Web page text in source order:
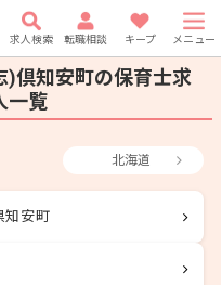
求人検索 転職相談 キープ メニュー
)倶知安町の保育士求
一覧
北海道
知安町